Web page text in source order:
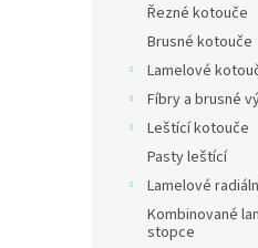
Řezné kotouče
Brusné kotouče
Lamelové
Fíbry a brusné
Leštící kotouče
Pasty leštící
Lamelové
Kombinované
stopce